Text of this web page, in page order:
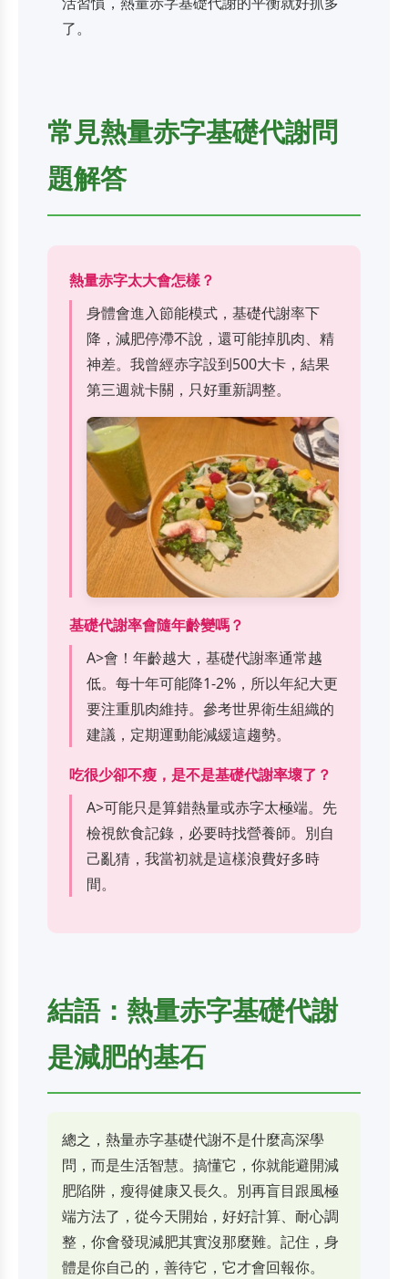
了。
常見熱量赤字基礎代謝問
題解答
熱量赤字太大會怎樣？
身體會進入節能模式，基礎代謝率下
降，減肥停滯不說，還可能掉肌肉、精
神差。我曾經赤字設到500大卡，結果
第三週就卡關，只好重新調整。
基礎代謝率會隨年齡變嗎？
A>會！年齡越大，基礎代謝率通常越
低。每十年可能降1-2%，所以年紀大更
要注重肌肉維持。參考世界衛生組織的
建議，定期運動能減緩這趨勢。
吃很少卻不瘦，是不是基礎代謝率壞了？
A>可能只是算錯熱量或赤字太極端。先
檢視飲食記錄，必要時找營養師。別自
己亂猜，我當初就是這樣浪費好多時
間。
結語：熱量赤字基礎代謝
是減肥的基石
總之，熱量赤字基礎代謝不是什麼高深學
問，而是生活智慧。搞懂它，你就能避開減
肥陷阱，瘦得健康又長久。別再盲目跟風極
端方法了，從今天開始，好好計算、耐心調
整，你會發現減肥其實沒那麼難。記住，身
體是你自己的，善待它，它才會回報你。